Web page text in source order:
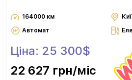
164000 км
Автомат
Ціна: 25 300$
22 627 грн/міс